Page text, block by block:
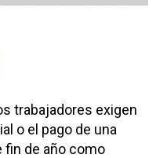
trabajadores exigen
o el pago de una
fin de año como